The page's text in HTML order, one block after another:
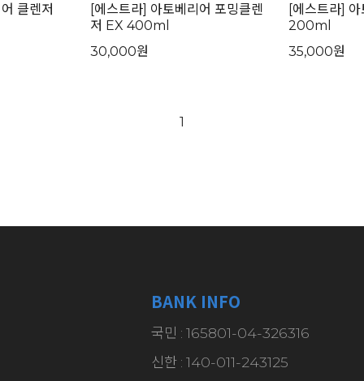
클렌저
[에스트라] 아토베리어 포밍클렌
저 EX 400ml
30,000원
[에스트라]
200ml
35,000원
1
BANK INFO
국민 : 165801-04-326316
신한 : 140-011-243125